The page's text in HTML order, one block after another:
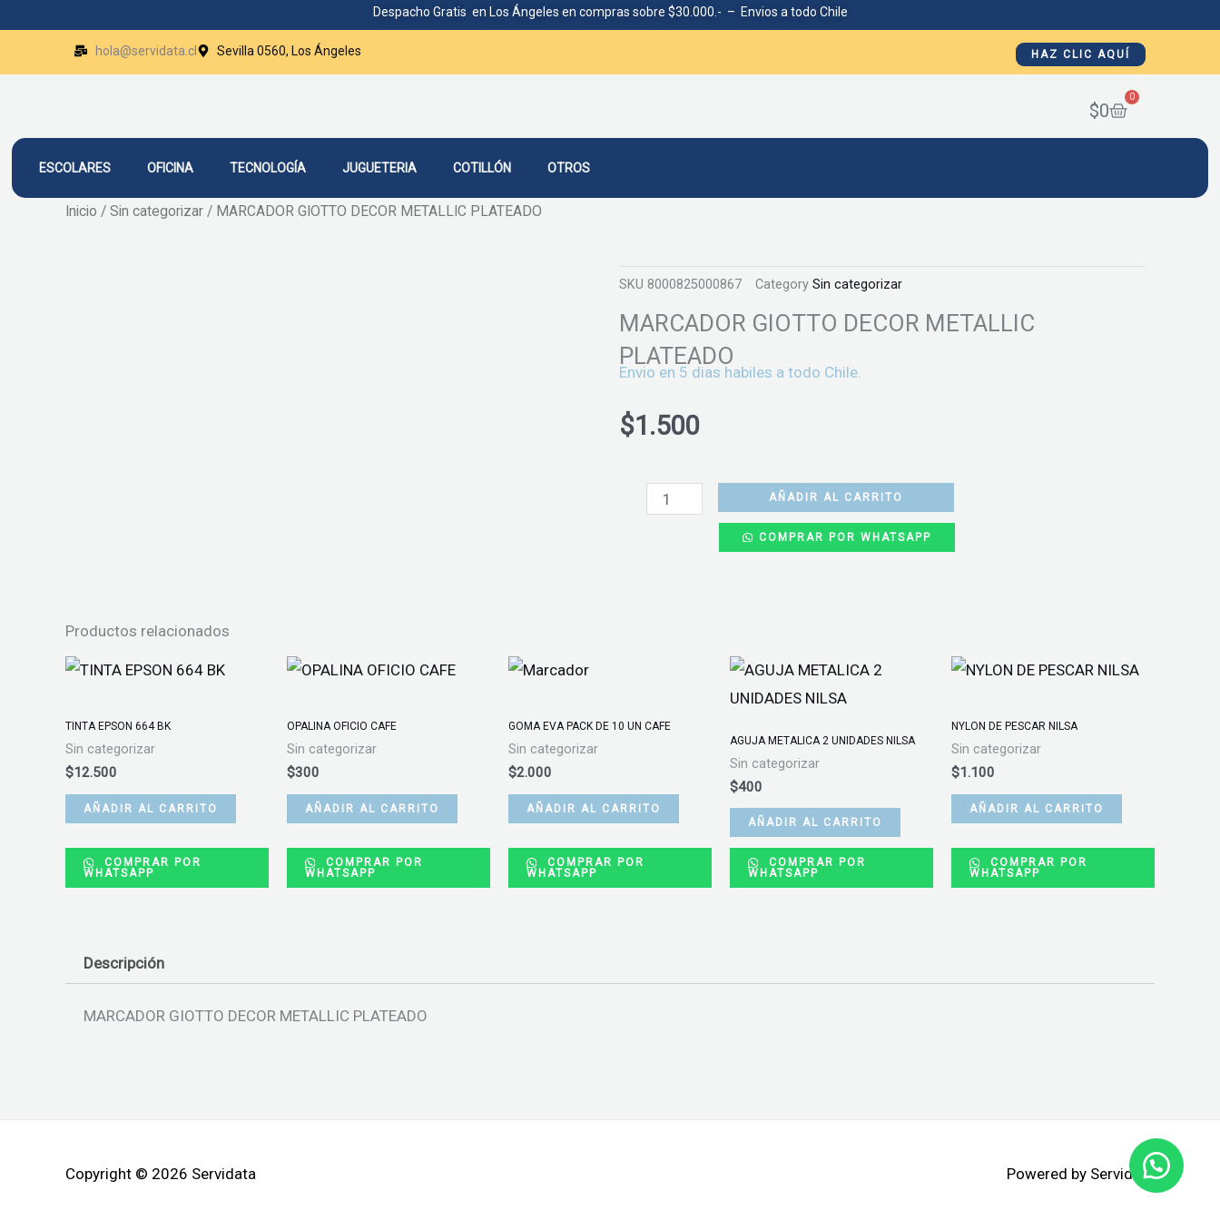
Despacho Gratis en Los Ángeles en compras sobre $30.000.- – Envios a todo Chile
hola@servidata.cl Sevilla 0560, Los Ángeles HAZ CLIC AQUÍ
$0
0
Cart
ESCOLARES OFICINA TECNOLOGÍA JUGUETERIA COTILLÓN OTROS
Inicio / Sin categorizar / MARCADOR GIOTTO DECOR METALLIC PLATEADO
SKU 8000825000867 Category Sin categorizar
MARCADOR GIOTTO DECOR METALLIC
PLATEADO
Envio en 5 dias habiles a todo Chile.
$1.500
GIOTTO
AÑADIR AL CARRITO
COMPRAR POR WHATSAPP
Productos relacionados
TINTA EPSON 664 BK
Sin categorizar
$12.500
AÑADIR AL CARRITO
COMPRAR POR
WHATSAPP
OPALINA OFICIO CAFE
Sin categorizar
$300
AÑADIR AL CARRITO
COMPRAR POR
WHATSAPP
GOMA EVA PACK DE 10 UN CAFE
Sin categorizar
$2.000
AÑADIR AL CARRITO
COMPRAR POR
WHATSAPP
AGUJA METALICA 2 UNIDADES NILSA
Sin categorizar
$400
AÑADIR AL CARRITO
COMPRAR POR
WHATSAPP
NYLON DE PESCAR NILSA
Sin categorizar
$1.100
AÑADIR AL CARRITO
COMPRAR POR
WHATSAPP
Descripción
MARCADOR GIOTTO DECOR METALLIC PLATEADO
Copyright © 2026 Servidata Powered by Servidata